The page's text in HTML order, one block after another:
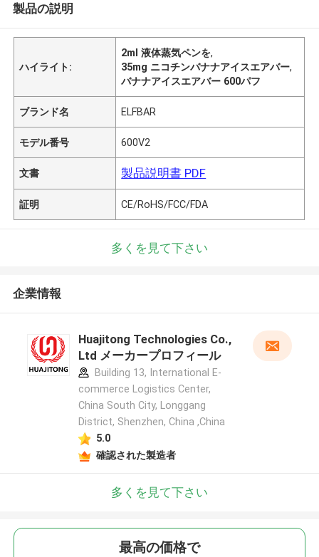
製品の説明
ハイライト:
2ml 液体蒸気ペンを,
35mg ニコチンバナナアイスエアバー,
バナナアイスエアバー 600パフ
ブランド名 ELFBAR
モデル番号 600V2
文書 製品説明書 PDF
証明 CE/RoHS/FCC/FDA
多くを見て下さい
企業情報
Huajitong Technologies Co.,
Ltd メーカープロフィール
Building 13, International E-
commerce Logistics Center,
China South City, Longgang
District, Shenzhen, China ,China
5.0
確認された製造者
多くを見て下さい
最高の価格で